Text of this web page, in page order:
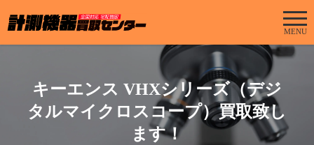
MENU
キーエンス VHXシリーズ（デジ
タルマイクロスコープ）買取致し
ます！